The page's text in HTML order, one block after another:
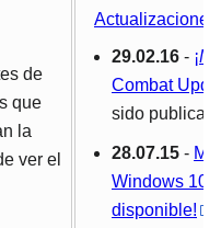
de
que
la
ver el
29.02.16 - ¡
Combat
sido
28.07.15 -
Windows 10
disponible!